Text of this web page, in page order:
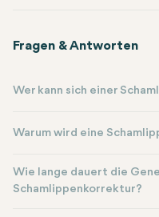
Fragen & Antworten
Wer kann sich einer
Warum wird eine
Wie lange dauert die
Schamlippenkorrektur?